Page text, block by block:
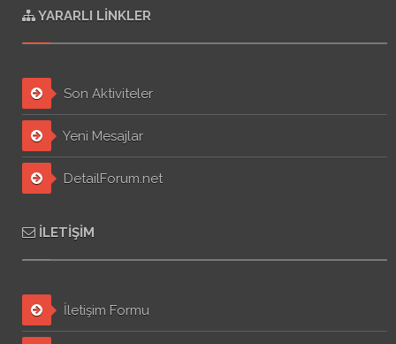
YARARLI LINKLER
Son Aktiviteler
Yeni Mesajlar
DetailForum.net
İLETIŞIM
İletişim Formu